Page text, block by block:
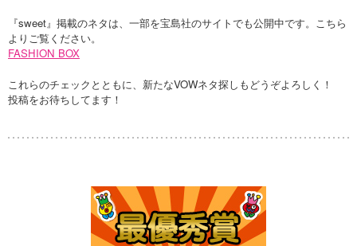
『sweet』掲載のネタは、一部を宝島社のサイトでも公開中です。こちら
よりご覧ください。
FASHION BOX
これらのチェックとともに、新たなVOWネタ探しもどうぞよろしく！
投稿をお待ちしてます！